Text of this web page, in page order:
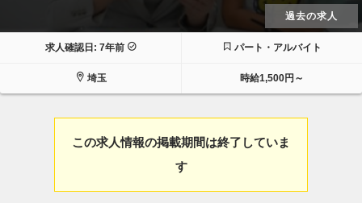
過去の求人
求人確認日: 7年前 パート・アルバイト
埼玉 時給1,500円～
この求人情報の掲載期間は終了していま
す